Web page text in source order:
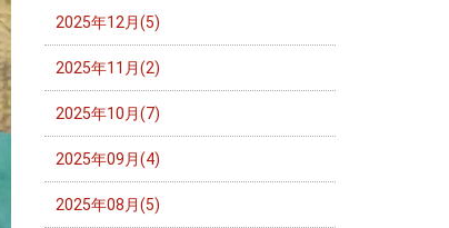
2025年12月(5)
2025年11月(2)
2025年10月(7)
2025年09月(4)
2025年08月(5)